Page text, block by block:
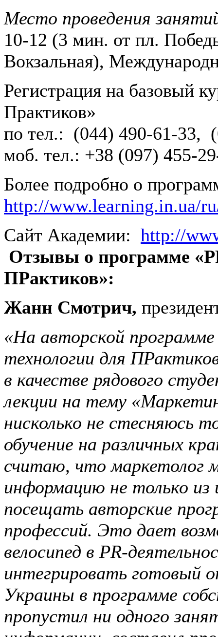
Место проведения
10-12 (3 мин. от пл.
Вокзальная),
Регистрация на базовый
Практиков»
по тел.: (044) 490-61-33,
моб. тел.: +38 (097) 455-
Более подробно о
http://www.learning.in.ua/
Сайт Академии: http://
Отзывы о программе
ПРактиков»:
Жанн Смотрич,
«На авторской
технологии для
в качестве рядового
лекции на тему
нисколько не стесняюсь
обучение на различных
считаю, что маркетолог
информацию не только из
посещать авторские
профессий. Это дает
велосипед в PR-
интегрировать готовый
Украины в программе
пропустил ни одного